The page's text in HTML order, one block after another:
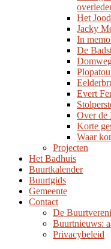
Het
Jacky
In
De
Evert
Over de
Korte
Waar
Projecten
Het Badhuis
Buurtkalender
Buurtgids
Gemeente
Contact
De
Buurtnieuws:
Privacybeleid